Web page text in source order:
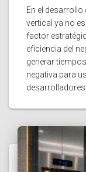
En el
vertical ya no
factor
eficiencia del
generar
negativa para
desarrolladores